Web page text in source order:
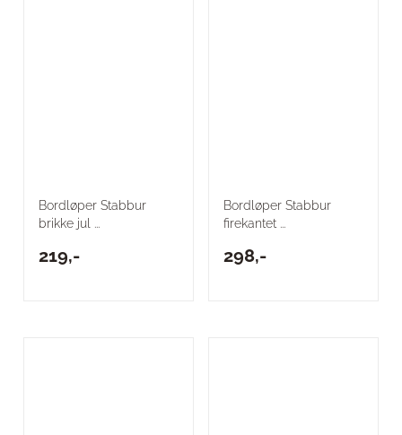
Bordløper Stabbur
brikke jul ...
219,-
Bordløper Stabbur
firekantet ...
298,-